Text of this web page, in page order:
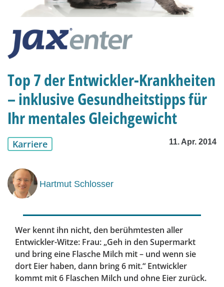
Top 7 der Entwickler-Krankheiten
– inklusive Gesundheitstipps für
Ihr mentales Gleichgewicht
Karriere 11. Apr. 2014
Hartmut Schlosser
Wer kennt ihn nicht, den berühmtesten aller
Entwickler-Witze: Frau: „Geh in den Supermarkt
und bring eine Flasche Milch mit – und wenn sie
dort Eier haben, dann bring 6 mit.“ Entwickler
kommt mit 6 Flaschen Milch und ohne Eier zurück.